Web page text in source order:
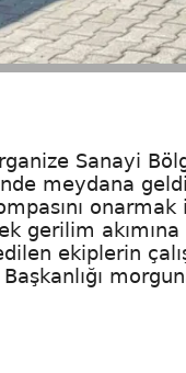
Sanayi
meydana
gerilim
ekiplerin